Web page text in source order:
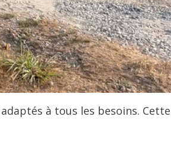
à tous les besoins.